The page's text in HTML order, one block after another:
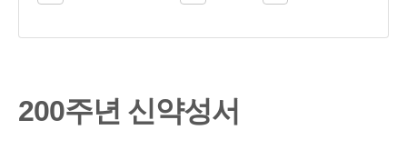
200주년 신약성서